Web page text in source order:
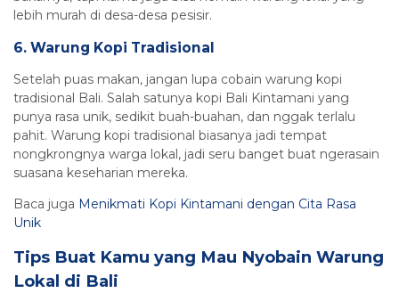
lebih murah di desa-desa pesisir.
6. Warung Kopi Tradisional
Setelah puas makan, jangan lupa cobain warung kopi
tradisional Bali. Salah satunya kopi Bali Kintamani yang
punya rasa unik, sedikit buah-buahan, dan nggak terlalu
pahit. Warung kopi tradisional biasanya jadi tempat
nongkrongnya warga lokal, jadi seru banget buat ngerasain
suasana keseharian mereka.
Baca juga Menikmati Kopi Kintamani dengan Cita Rasa
Unik
Tips Buat Kamu yang Mau Nyobain Warung
Lokal di Bali